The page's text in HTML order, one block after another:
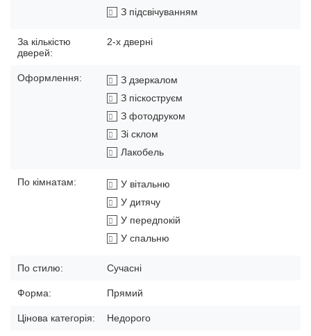
З підсвічуванням
За кількістю
дверей:
2-х дверні
Оформлення:
З дзеркалом
З піскоструєм
З фотодруком
Зі склом
Лакобель
По кімнатам:
У вітальню
У дитячу
У передпокій
У спальню
По стилю: Сучасні
Форма: Прямий
Цінова категорія: Недорого